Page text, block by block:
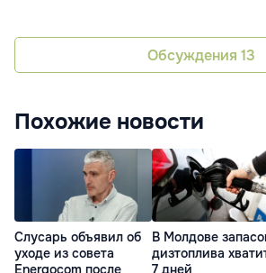
Обсуждения 13
Похожие новости
Слусарь объявил об
уходе из совета
Energocom после
В Молдове
дизтоплива
7 дней